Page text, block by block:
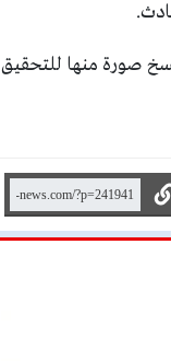
نسخ صورة منها للتحقيق